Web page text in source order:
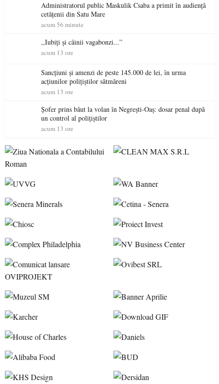
Administratorul public Maskulik Csaba a primit în audiență
cetățenii din Satu Mare
acum 56 minute
,,Iubiți și câinii vagabonzi...”
acum 13 ore
Sancțiuni și amenzi de peste 145.000 de lei, în urma
acțiunilor polițiștilor sătmăreni
acum 13 ore
Șofer prins băut la volan în Negrești-Oaș: dosar penal după
un control al polițiștilor
acum 13 ore